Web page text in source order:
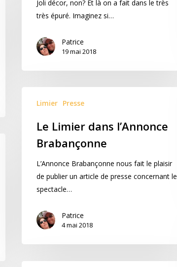
Joli décor, non? Et là on a fait dans le très
très épuré. Imaginez si…
Patrice
19 mai 2018
Limier Presse
Le Limier dans l’Annonce
Brabançonne
L’Annonce Brabançonne nous fait le plaisir
de publier un article de presse concernant le
spectacle…
Patrice
4 mai 2018